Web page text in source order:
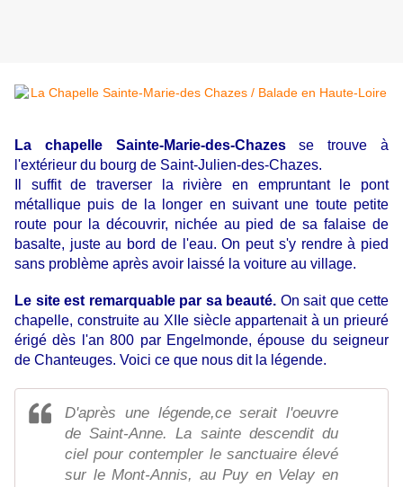
La chapelle Sainte-Marie-des-Chazesse trouve à
l'extérieur du bourg de Saint-Julien-des-Chazes.
Il suffit de traverser la rivière en empruntant le pont
métallique puis de la longer en suivant une toute petite
route pour la découvrir, nichée au pied de sa falaise de
basalte, juste au bord de l'eau. On peut s'y rendre à pied
sans problème après avoir laissé la voiture au village.
Le site est remarquable par sa beauté. On sait que cette
chapelle, construite au XIIe siècle appartenait à un prieuré
érigé dès l'an 800 par Engelmonde, épouse du seigneur
de Chanteuges. Voici ce que nous dit la légende.
D'après une légende,ce serait l'oeuvre
de Saint-Anne. La sainte descendit du
ciel pour contempler le sanctuaire élevé
sur le Mont-Annis, au Puy en Velay en